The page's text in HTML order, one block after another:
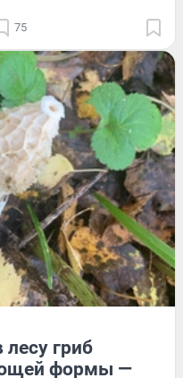
75
гриб
формы —